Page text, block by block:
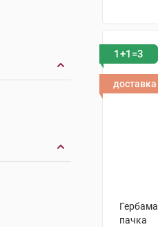
1+1=3
доставка
пачка